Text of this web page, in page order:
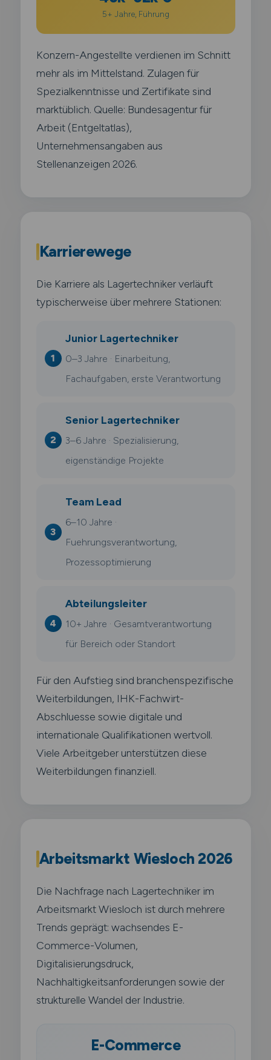
5+ Jahre, Führung
Konzern-Angestellte verdienen im Schnitt
mehr als im Mittelstand. Zulagen für
Spezialkenntnisse und Zertifikate sind
marktüblich. Quelle: Bundesagentur für
Arbeit (Entgeltatlas),
Unternehmensangaben aus
Stellenanzeigen 2026.
Karrierewege
Die Karriere als Lagertechniker verläuft
typischerweise über mehrere Stationen:
Junior Lagertechniker
0–3 Jahre · Einarbeitung,
Fachaufgaben, erste Verantwortung
Senior Lagertechniker
3–6 Jahre · Spezialisierung,
eigenständige Projekte
Team Lead
6–10 Jahre ·
Fuehrungsverantwortung,
Prozessoptimierung
Abteilungsleiter
10+ Jahre · Gesamtverantwortung
für Bereich oder Standort
Für den Aufstieg sind branchenspezifische
Weiterbildungen, IHK-Fachwirt-
Abschluesse sowie digitale und
internationale Qualifikationen wertvoll.
Viele Arbeitgeber unterstützen diese
Weiterbildungen finanziell.
Arbeitsmarkt Wiesloch 2026
Die Nachfrage nach Lagertechniker im
Arbeitsmarkt Wiesloch ist durch mehrere
Trends geprägt: wachsendes E-
Commerce-Volumen,
Digitalisierungsdruck,
Nachhaltigkeitsanforderungen sowie der
strukturelle Wandel der Industrie.
E-Commerce